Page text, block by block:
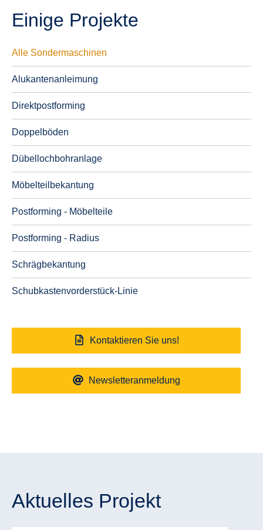
Einige Projekte
Alle Sondermaschinen
Alukantenanleimung
Direktpostforming
Doppelböden
Dübellochbohranlage
Möbelteilbekantung
Postforming - Möbelteile
Postforming - Radius
Schrägbekantung
Schubkastenvorderstück-Linie
Kontaktieren Sie uns!
Newsletteranmeldung
Aktuelles Projekt